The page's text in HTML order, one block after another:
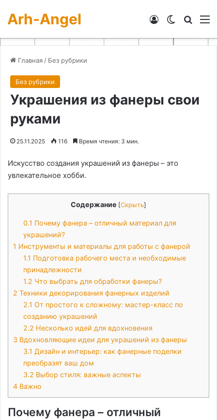
Arh-Angel Switch skin
Войти
Главная / Без рубрики
Без рубрики
Украшения из фанеры свои
руками
25.11.2025 116 Время чтения: 3 мин.
Искусство создания украшений из фанеры – это
увлекательное хобби.
Содержание [Скрыть]
0.1 Почему фанера – отличный материал для
украшений?
1 Инструменты и материалы для работы с фанерой
1.1 Подготовка рабочего места и необходимые
принадлежности
1.2 Что выбрать для обработки фанеры?
2 Техники декорирования фанерных изделий
2.1 От простого к сложному: мастер-класс по
созданию украшений
2.2 Несколько идей для вдохновения
3 Вдохновляющие идеи для украшений из фанеры
3.1 Дизайн и интерьер: как фанерные поделки
преобразят ваш дом
3.2 Выбор стиля: важные аспекты
4 Важно
Почему фанера – отличный